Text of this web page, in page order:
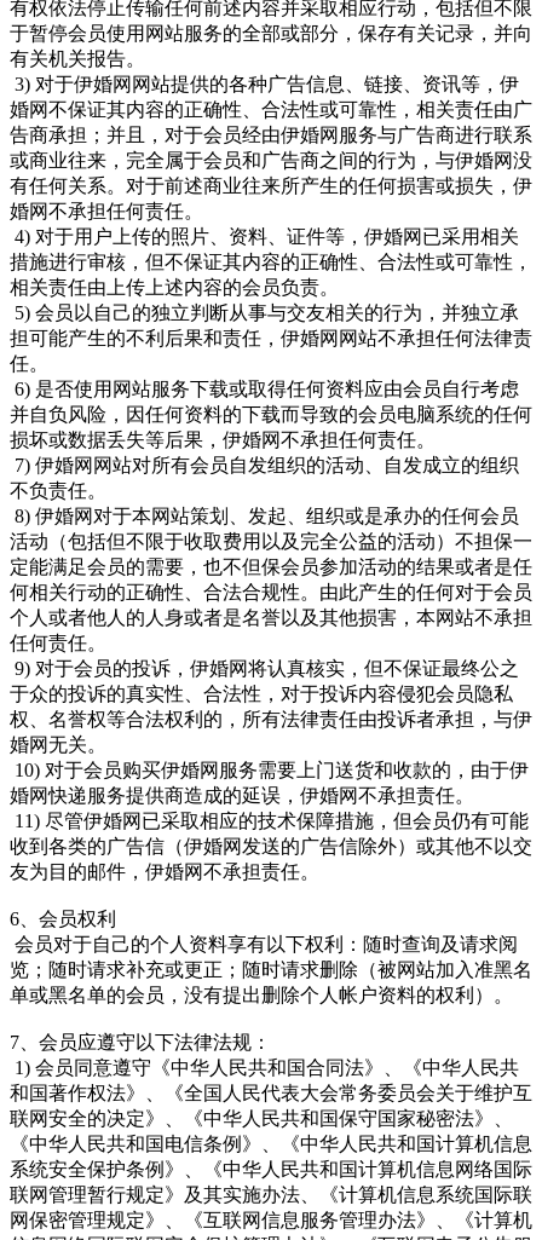
有权依法停止传输任何前述内容并采取相应行动，包括但不限
于暂停会员使用网站服务的全部或部分，保存有关记录，并向
有关机关报告。
3) 对于伊婚网网站提供的各种广告信息、链接、资讯等，伊
婚网不保证其内容的正确性、合法性或可靠性，相关责任由广
告商承担；并且，对于会员经由伊婚网服务与广告商进行联系
或商业往来，完全属于会员和广告商之间的行为，与伊婚网没
有任何关系。对于前述商业往来所产生的任何损害或损失，伊
婚网不承担任何责任。
4) 对于用户上传的照片、资料、证件等，伊婚网已采用相关
措施进行审核，但不保证其内容的正确性、合法性或可靠性，
相关责任由上传上述内容的会员负责。
5) 会员以自己的独立判断从事与交友相关的行为，并独立承
担可能产生的不利后果和责任，伊婚网网站不承担任何法律责
任。
6) 是否使用网站服务下载或取得任何资料应由会员自行考虑
并自负风险，因任何资料的下载而导致的会员电脑系统的任何
损坏或数据丢失等后果，伊婚网不承担任何责任。
7) 伊婚网网站对所有会员自发组织的活动、自发成立的组织
不负责任。
8) 伊婚网对于本网站策划、发起、组织或是承办的任何会员
活动（包括但不限于收取费用以及完全公益的活动）不担保一
定能满足会员的需要，也不但保会员参加活动的结果或者是任
何相关行动的正确性、合法合规性。由此产生的任何对于会员
个人或者他人的人身或者是名誉以及其他损害，本网站不承担
任何责任。
9) 对于会员的投诉，伊婚网将认真核实，但不保证最终公之
于众的投诉的真实性、合法性，对于投诉内容侵犯会员隐私
权、名誉权等合法权利的，所有法律责任由投诉者承担，与伊
婚网无关。
10) 对于会员购买伊婚网服务需要上门送货和收款的，由于伊
婚网快递服务提供商造成的延误，伊婚网不承担责任。
11) 尽管伊婚网已采取相应的技术保障措施，但会员仍有可能
收到各类的广告信（伊婚网发送的广告信除外）或其他不以交
友为目的邮件，伊婚网不承担责任。
6、会员权利
会员对于自己的个人资料享有以下权利：随时查询及请求阅
览；随时请求补充或更正；随时请求删除（被网站加入准黑名
单或黑名单的会员，没有提出删除个人帐户资料的权利）。
7、会员应遵守以下法律法规：
1) 会员同意遵守《中华人民共和国合同法》、《中华人民共
和国著作权法》、《全国人民代表大会常务委员会关于维护互
联网安全的决定》、《中华人民共和国保守国家秘密法》、
《中华人民共和国电信条例》、《中华人民共和国计算机信息
系统安全保护条例》、《中华人民共和国计算机信息网络国际
联网管理暂行规定》及其实施办法、《计算机信息系统国际联
网保密管理规定》、《互联网信息服务管理办法》、《计算机